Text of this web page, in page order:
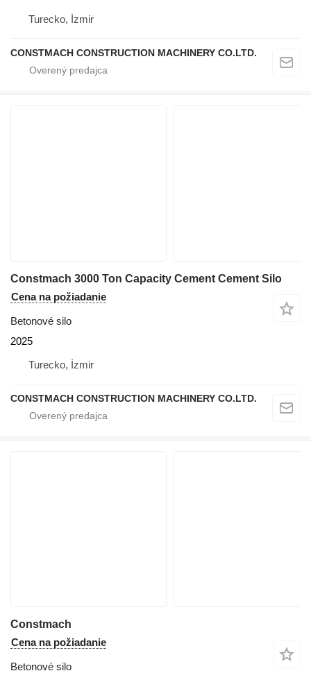
Turecko, İzmir
CONSTMACH CONSTRUCTION MACHINERY CO.LTD.
Constmach 3000 Ton Capacity Cement Cement Silo
Cena na požiadanie
Betonové silo
2025
Turecko, İzmir
CONSTMACH CONSTRUCTION MACHINERY CO.LTD.
Constmach
Cena na požiadanie
Betonové silo